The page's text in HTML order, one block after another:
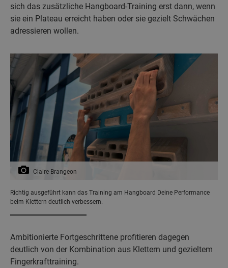
sich das zusätzliche Hangboard-Training erst dann, wenn
sie ein Plateau erreicht haben oder sie gezielt Schwächen
adressieren wollen.
Claire Brangeon
Richtig ausgeführt kann das Training am Hangboard Deine Performance
beim Klettern deutlich verbessern.
Ambitionierte Fortgeschrittene profitieren dagegen
deutlich von der Kombination aus Klettern und gezieltem
Fingerkrafttraining.